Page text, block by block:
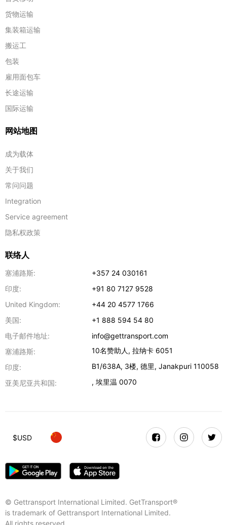
货物运输
集装箱运输
搬运工
包装
雇用面包车
长途运输
国际运输
网站地图
成为载体
关于我们
常问问题
Integration
Service agreement
隐私权政策
联络人
塞浦路斯:
+357 24 030161
印度:
+91 80 7127 9528
United Kingdom:
+44 20 4577 1766
美国:
+1 888 594 54 80
电子邮件地址:
info@gettransport.com
塞浦路斯:
10名赞助人 ,拉纳卡 6051
印度:
B1/638A, 3楼,德里,Janakpuri 110058
亚美尼亚共和国:
,埃里温 0070
© Gettransport International Limited. GetTransport®
is trademark of Gettransport International Limited.
All rights reserved.
$USD